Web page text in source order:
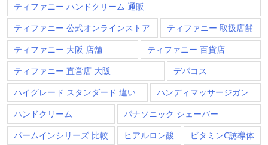
ティファニー ハンドクリーム 通販
ティファニー 公式オンラインストア
ティファニー 取扱店舗
ティファニー 大阪 店舗
ティファニー 百貨店
ティファニー 直営店 大阪
デパコス
ハイグレード スタンダード 違い
ハンディマッサージガン
ハンドクリーム
パナソニック シェーバー
パームインシリーズ 比較
ヒアルロン酸
ビタミンC誘導体